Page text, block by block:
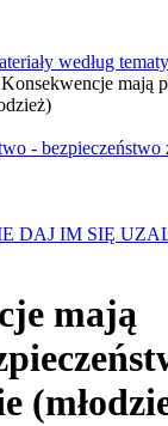
według
mają
- bezpieczeństwo
DAJ IM SIĘ
mają